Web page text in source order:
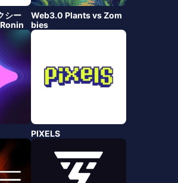
シー
Web3.0 Plants vs Zom
bies
PIXELS